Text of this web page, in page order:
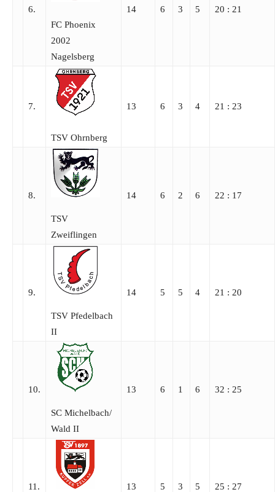
6.
FC Phoenix
2002
Nagelsberg
14 6 3 5 20 : 21
7.
TSV Ohrnberg
13 6 3 4 21 : 23
8.
TSV
Zweiflingen
14 6 2 6 22 : 17
9.
TSV Pfedelbach
II
14 5 5 4 21 : 20
10.
SC Michelbach/​
Wald II
13 6 1 6 32 : 25
11. 13 5 3 5 25 : 27